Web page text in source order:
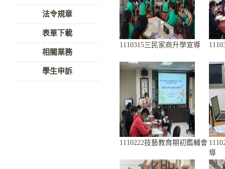
法令規章
表單下載
相關業務
學生申訴
1110315三民家商升學宣導
1110222技藝教育期初鑑輔會
導